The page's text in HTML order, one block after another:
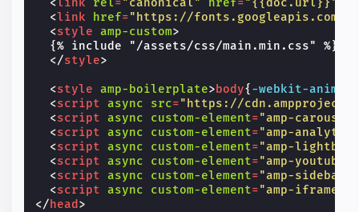
<link href="https://fonts.googleapis.com/
<style amp-custom>
{% include "/assets/css/main.min.css" %}
</style>
<style amp-boilerplate>body{-webkit-
<script async src="https://
<script async custom-element="amp-
<script async custom-element="amp-
<script async custom-element="amp-
<script async custom-element="amp-youtube"
<script async custom-element="amp-sidebar"
<script async custom-element="amp-iframe"
</ head >